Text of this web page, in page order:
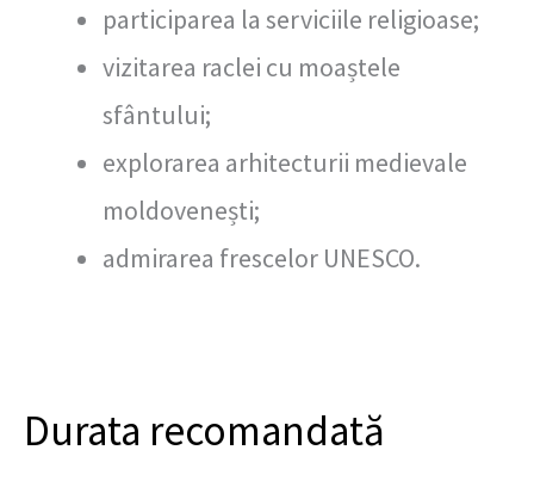
participarea la serviciile religioase;
vizitarea raclei cu moaștele
sfântului;
explorarea arhitecturii medievale
moldovenești;
admirarea frescelor UNESCO.
Durata recomandată